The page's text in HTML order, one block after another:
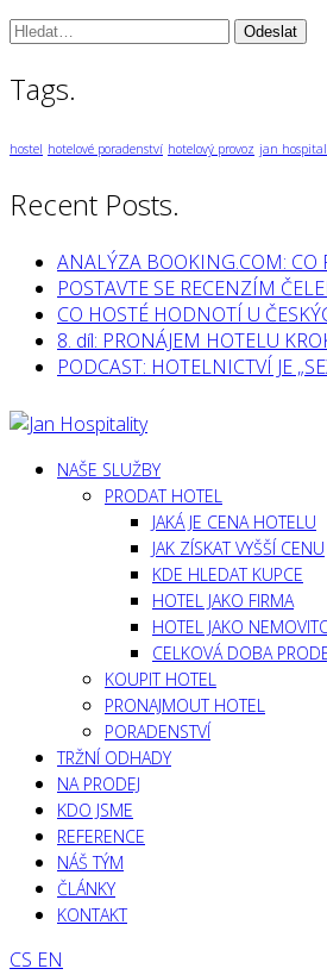
Vyhledávání:
Tags.
hostel hotelové poradenství hotelový provoz jan
Recent Posts.
ANALÝZA BOOKING.COM: CO
POSTAVTE SE RECENZÍM
CO HOSTÉ HODNOTÍ U
8. díl: PRONÁJEM HOTELU
PODCAST: HOTELNICTVÍ JE
NAŠE SLUŽBY
PRODAT HOTEL
JAKÁ JE CENA HOTELU
JAK ZÍSKAT VYŠŠÍ CENU
KDE HLEDAT KUPCE
HOTEL JAKO FIRMA
HOTEL JAKO
CELKOVÁ DOBA
KOUPIT HOTEL
PRONAJMOUT HOTEL
PORADENSTVÍ
TRŽNÍ ODHADY
NA PRODEJ
KDO JSME
REFERENCE
NÁŠ TÝM
ČLÁNKY
KONTAKT
CS EN